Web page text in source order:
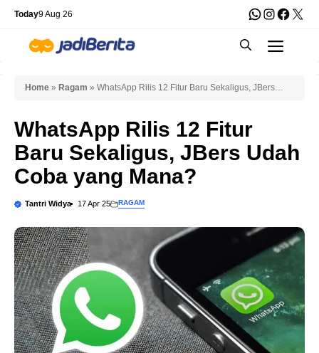
Skip
content
Today9 Aug 26 WhatsApp
X
Home » Ragam » WhatsApp Rilis 12 Fitur Baru Sekaligus, JBers
WhatsApp Rilis 12 Fitur
Baru Sekaligus, JBers Udah
Coba yang Mana?
Tantri Widya 17 Apr 25 RAGAM